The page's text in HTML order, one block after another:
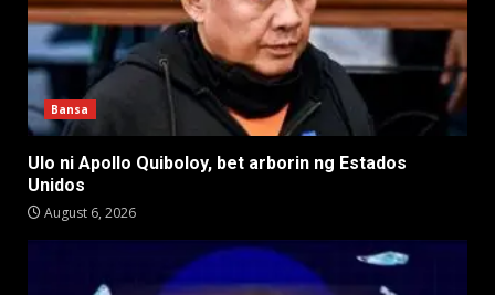
Bansa
Ulo ni Apollo Quiboloy, bet arborin ng Estados
Unidos
August 6, 2026